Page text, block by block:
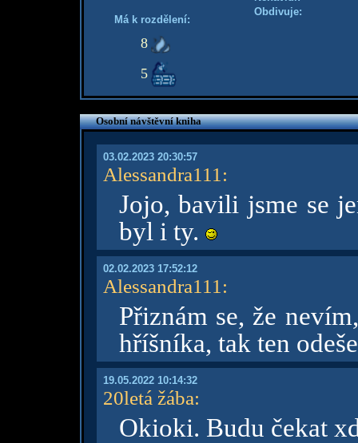
Má k rozdělení:
8
5
Obdivuje:
Osobní návštěvní kniha
03.02.2023 20:30:57
Alessandra111 :
Jojo, bavili jsme se
byl i ty.
02.02.2023 17:52:12
Alessandra111 :
Přiznám se, že
hříšníka, tak ten
19.05.2022 10:14:32
20letá žába:
Okioki. Budu čekat